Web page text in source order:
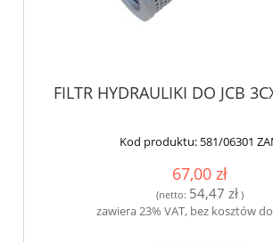
FILTR HYDRAULIKI DO JCB
Kod produktu: 581/06301
67,00 zł
(netto: 54,47 zł )
zawiera 23% VAT, bez kosztów